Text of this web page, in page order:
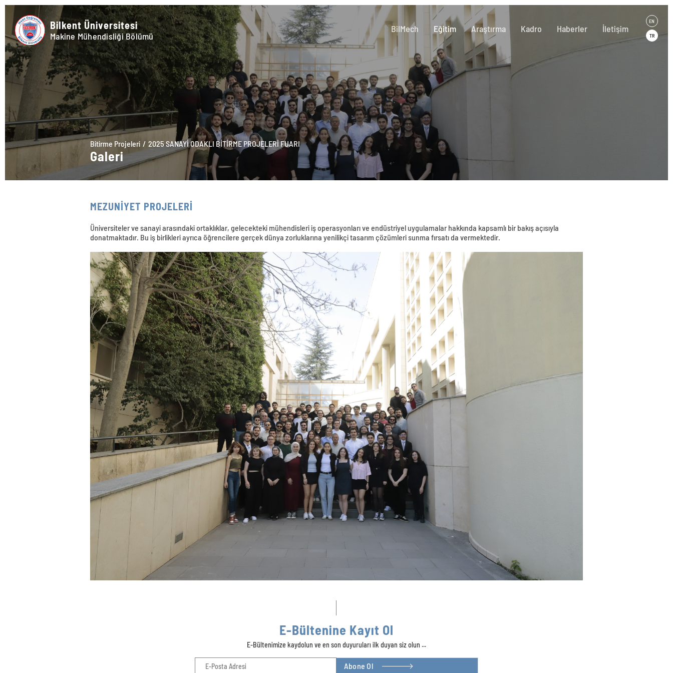
Bilkent Üniversitesi
Makine Mühendisliği Bölümü
BilMech Eğitim Araştırma Kadro Haberler İletişim
EN
TR
Bitirme Projeleri 2025 SANAYİ ODAKLI BİTİRME PROJELERİ FUARI
Galeri
MEZUNİYET PROJELERİ
Üniversiteler ve sanayi arasındaki ortaklıklar, gelecekteki mühendisleri iş operasyonları ve endüstriyel uygulamalar hakkında kapsamlı bir bakış açısıyla
donatmaktadır. Bu iş birlikleri ayrıca öğrencilere gerçek dünya zorluklarına yenilikçi tasarım çözümleri sunma fırsatı da vermektedir.
E-Bültenine Kayıt Ol
E-Bültenimize kaydolun ve en son duyuruları ilk duyan siz olun ...
Abone Ol